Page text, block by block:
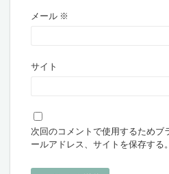
メール ※
サイト
次回のコメントで使用するためブ
ールアドレス、サイトを保存する。